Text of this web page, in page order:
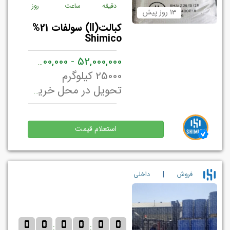
13 روز پیش
روز ساعت دقیقه
کبالت(II) سولفات 21%
Shimico
52,000,000 - 49,500,000
25000 کیلوگرم
تحویل در محل خریدار تهران, ایران
استعلام قیمت
فروش | داخلي
0 0 : 0 0 : 0 0